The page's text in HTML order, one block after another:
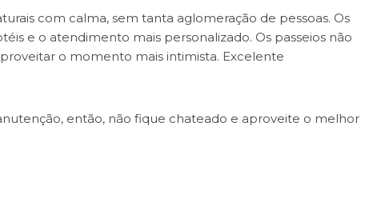
com calma, sem tanta aglomeração de pessoas. Os
e o atendimento mais personalizado. Os passeios não
o momento mais intimista. Excelente
então, não fique chateado e aproveite o melhor